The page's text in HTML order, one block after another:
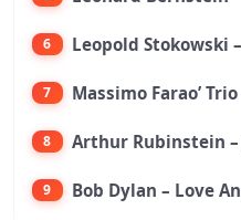
6
7
8
9 Bob Dylan – Love